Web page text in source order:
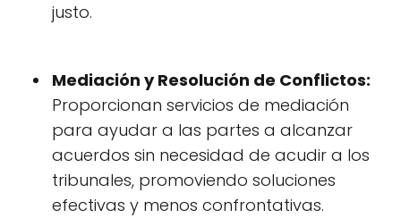
justo.
Mediación y Resolución de Conflictos:
Proporcionan servicios de mediación
para ayudar a las partes a alcanzar
acuerdos sin necesidad de acudir a los
tribunales, promoviendo soluciones
efectivas y menos confrontativas.